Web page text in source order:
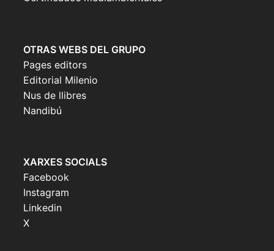
OTRAS WEBS DEL GRUPO
Pages editors
Editorial Milenio
Nus de llibres
Nandibú
XARXES SOCIALS
Facebook
Instagram
Linkedin
X